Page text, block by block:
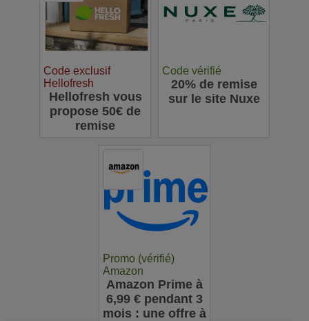
Code exclusif
Hellofresh
Hellofresh vous
propose 50€ de
remise
Code vérifié
20% de remise
sur le site Nuxe
Promo (vérifié)
Amazon
Amazon Prime à
6,99 € pendant 3
mois : une offre à